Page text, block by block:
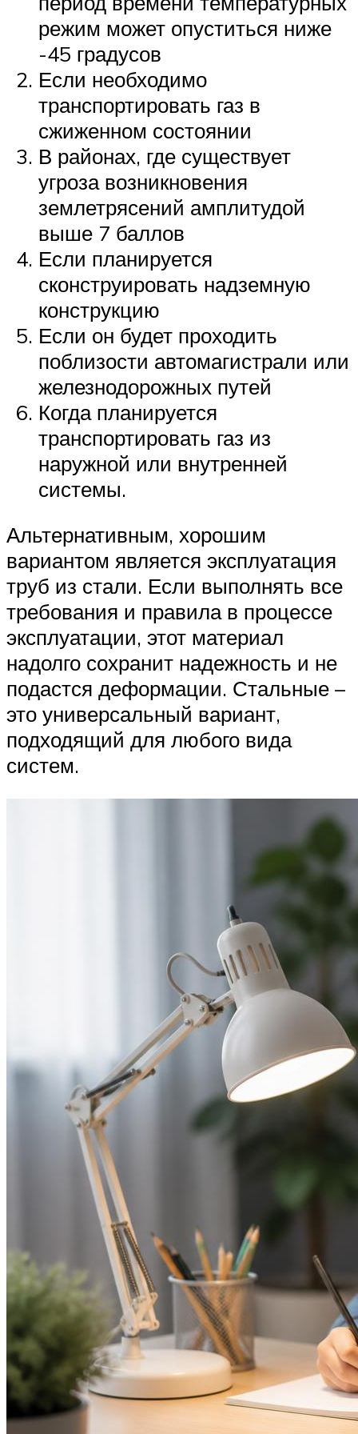
режим может опуститься ниже
-45 градусов
Если необходимо
транспортировать газ в
сжиженном состоянии
В районах, где существует
угроза возникновения
землетрясений амплитудой
выше 7 баллов
Если планируется
сконструировать надземную
конструкцию
Если он будет проходить
поблизости автомагистрали или
железнодорожных путей
Когда планируется
транспортировать газ из
наружной или внутренней
системы.
Альтернативным, хорошим
вариантом является эксплуатация
труб из стали. Если выполнять все
требования и правила в процессе
эксплуатации, этот материал
надолго сохранит надежность и не
подастся деформации. Стальные –
это универсальный вариант,
подходящий для любого вида
систем.